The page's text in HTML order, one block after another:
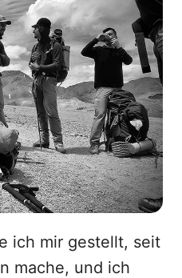
o
k
I
n
ich mir gestellt, seit
mache, und ich